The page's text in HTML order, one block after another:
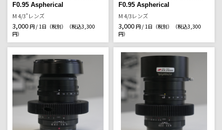
F0.95 Aspherical
M 4/3"レンズ
3,000 円 / 1日（税別）
（税込3,300
円）
F0.95 Aspherical
M 4/3レンズ
3,000 円 / 1日（税別）
（税込3,300
円）